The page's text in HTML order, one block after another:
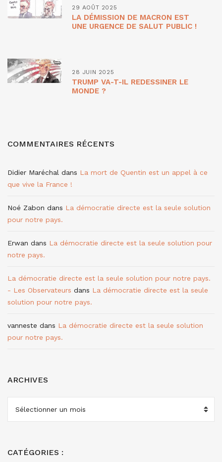
29 AOÛT 2025
LA DÉMISSION DE MACRON EST
UNE URGENCE DE SALUT PUBLIC !
28 JUIN 2025
TRUMP VA-T-IL REDESSINER LE
MONDE ?
COMMENTAIRES RÉCENTS
Didier Maréchal dans La mort de Quentin est un appel à ce
que vive la France !
Noé Zabon dans La démocratie directe est la seule solution
pour notre pays.
Erwan dans La démocratie directe est la seule solution pour
notre pays.
La démocratie directe est la seule solution pour notre pays.
- Les Observateurs dans La démocratie directe est la seule
solution pour notre pays.
vanneste dans La démocratie directe est la seule solution
pour notre pays.
ARCHIVES
ARCHIVES
CATÉGORIES :